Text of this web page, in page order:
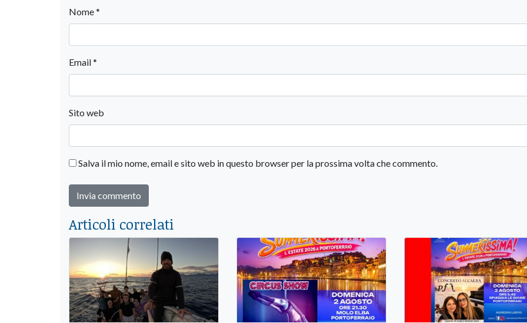
Nome*
Email*
Sito web
Salva il mio nome, email e sito web in questo browser per la prossima volta che commento.
Articoli correlati